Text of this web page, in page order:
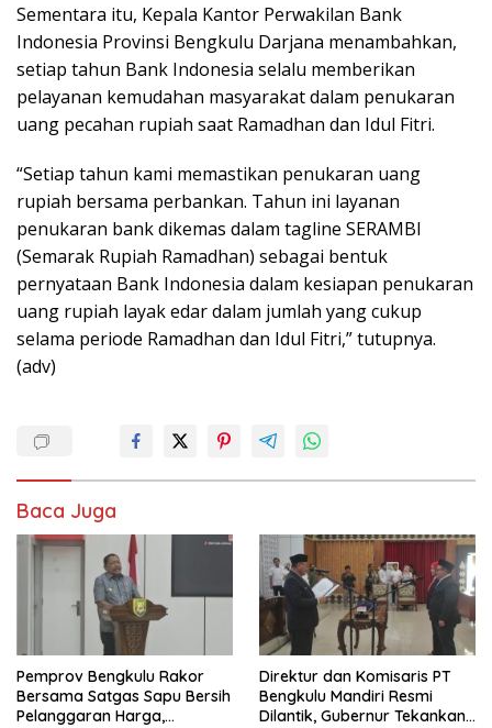
Sementara itu, Kepala Kantor Perwakilan Bank
Indonesia Provinsi Bengkulu Darjana menambahkan,
setiap tahun Bank Indonesia selalu memberikan
pelayanan kemudahan masyarakat dalam penukaran
uang pecahan rupiah saat Ramadhan dan Idul Fitri.
“Setiap tahun kami memastikan penukaran uang
rupiah bersama perbankan. Tahun ini layanan
penukaran bank dikemas dalam tagline SERAMBI
(Semarak Rupiah Ramadhan) sebagai bentuk
pernyataan Bank Indonesia dalam kesiapan penukaran
uang rupiah layak edar dalam jumlah yang cukup
selama periode Ramadhan dan Idul Fitri,” tutupnya.
(adv)
Baca Juga
Pemprov Bengkulu Rakor
Bersama Satgas Sapu Bersih
Pelanggaran Harga,
Direktur dan Komisaris PT
Bengkulu Mandiri Resmi
Dilantik, Gubernur Tekankan